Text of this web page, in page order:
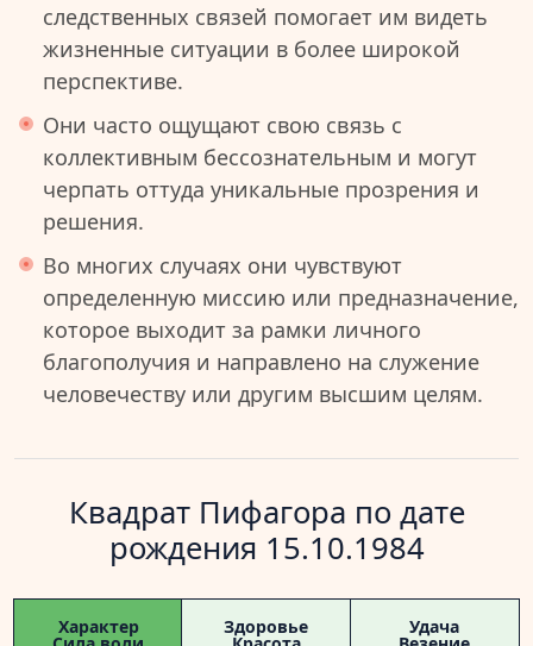
следственных связей помогает им видеть
жизненные ситуации в более широкой
перспективе.
Они часто ощущают свою связь с
коллективным бессознательным и могут
черпать оттуда уникальные прозрения и
решения.
Во многих случаях они чувствуют
определенную миссию или предназначение,
которое выходит за рамки личного
благополучия и направлено на служение
человечеству или другим высшим целям.
Квадрат Пифагора по дате
рождения 15.10.1984
Характер Здоровье Удача